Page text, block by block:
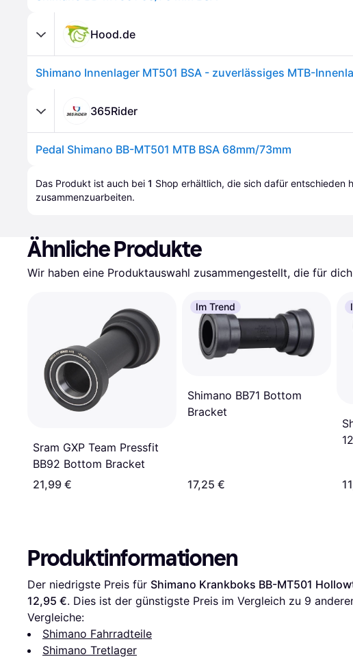
Hood.de
365Rider
Pedal Shimano BB-MT501 MTB BSA 68mm/73mm
Das Produkt ist auch bei 1 Shop erhältlich, die sich dafür entschieden
zusammenzuarbeiten.
Ähnliche Produkte
Wir haben eine Produktauswahl zusammengestellt, die für
Sram GXP Team Pressfit
BB92 Bottom Bracket
21,99 €
Im Trend
Shimano BB71 Bottom
Bracket
17,25 €
Produktinformationen
Der niedrigste Preis für Shimano Krankboks BB-MT501
12,95 €. Dies ist der günstigste Preis im Vergleich zu 9
Vergleiche:
Shimano Fahrradteile
Shimano Tretlager